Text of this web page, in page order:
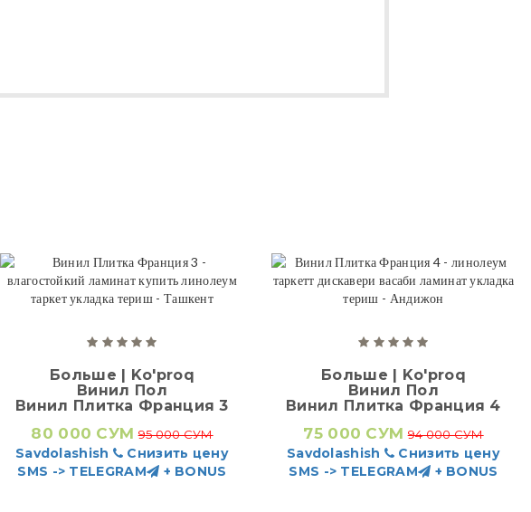
Больше | Ko'proq
Винил Пол
Винил Плитка Франция 3
80 000 СУМ 95 000 СУМ
Savdolashish
Снизить цену
SMS -> TELEGRAM
+ BONUS
Больше | Ko'proq
Винил Пол
Винил Плитка Франция 4
75 000 СУМ 94 000 СУМ
Savdolashish
Снизить цену
SMS -> TELEGRAM
+ BONUS